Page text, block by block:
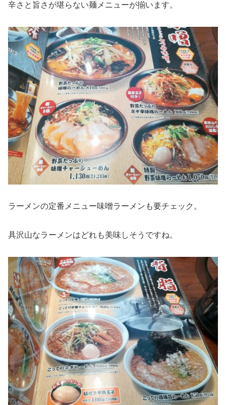
辛さと旨さが堪らない麺メニューが揃います。
ラーメンの定番メニュー味噌ラーメンも要チェック。
具沢山なラーメンはどれも美味しそうですね。